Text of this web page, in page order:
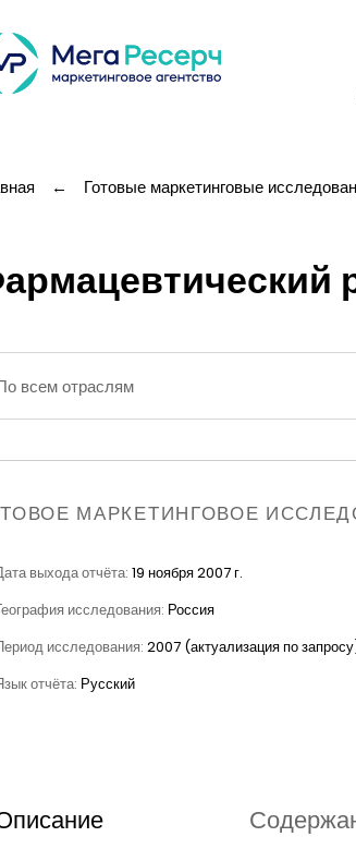
← Готовые маркетинговые
всем отраслям
МАРКЕТИНГОВОЕ
выхода отчёта: 19 ноября 2007 г.
исследования: Россия
исследования: 2007 (актуализация по
отчёта: Русский